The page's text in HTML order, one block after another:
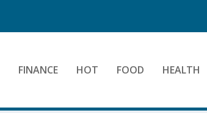
FINANCE HOT FOOD HEALTH